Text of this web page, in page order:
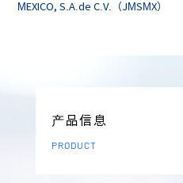
MEXICO, S.A.de C.V.（JMSMX）
产品信息
PRODUCT